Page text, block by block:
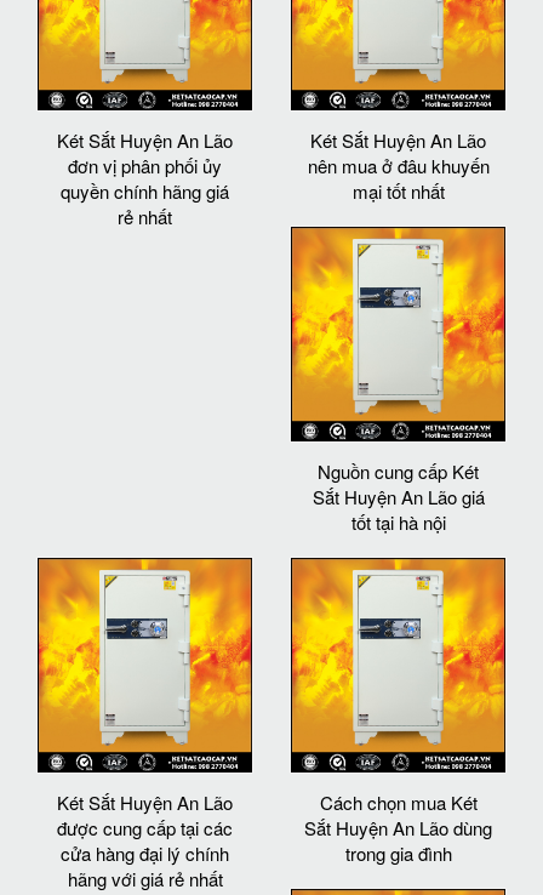
Két Sắt Huyện An Lão
đơn vị phân phối ủy
quyền chính hãng giá
rẻ nhất
Két Sắt Huyện An Lão
nên mua ở đâu khuyến
mại tốt nhất
Nguồn cung cấp Két
Sắt Huyện An Lão giá
tốt tại hà nội
Két Sắt Huyện An Lão
được cung cấp tại các
cửa hàng đại lý chính
hãng với giá rẻ nhất
Cách chọn mua Két
Sắt Huyện An Lão dùng
trong gia đình